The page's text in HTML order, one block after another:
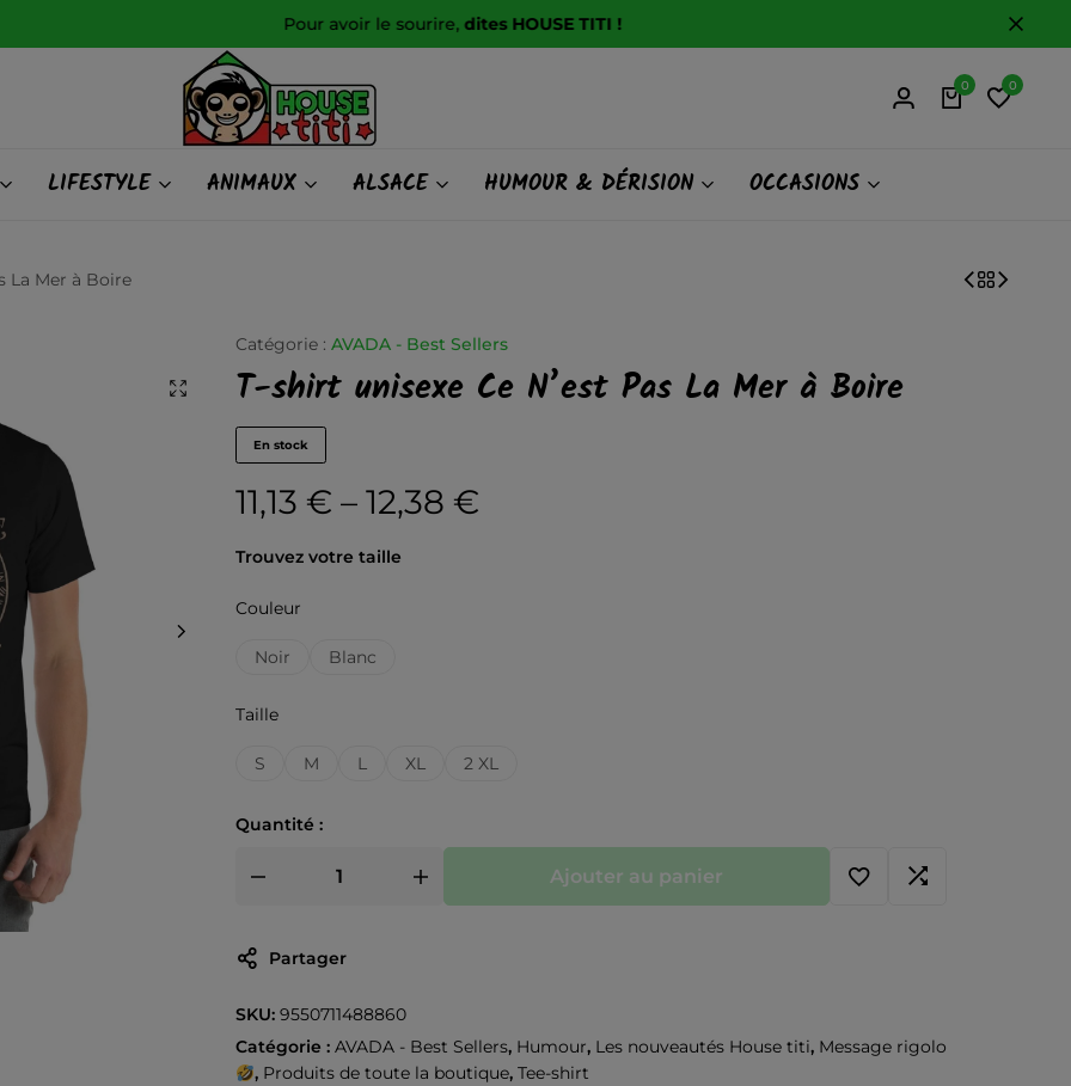
dites HOUSE TITI !
0 0
LIFESTYLE ANIMAUX ALSACE HUMOUR & DÉRISION OCCASIONS
La Mer à Boire
Catégorie : AVADA - Best Sellers
T-shirt unisexe Ce N’est Pas La Mer à Boire
En stock
11,13 € – 12,38 €
Trouvez votre taille
Couleur
Noir Blanc
Taille
S M L XL 2 XL
Quantité :
Ajouter au panier
Partager
SKU: 9550711488860
Catégorie : AVADA - Best Sellers, Humour, Les nouveautés House titi, Message rigolo
, Produits de toute la boutique, Tee-shirt